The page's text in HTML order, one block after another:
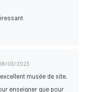
03/2023
excellent musée de site,
enseigner que pour